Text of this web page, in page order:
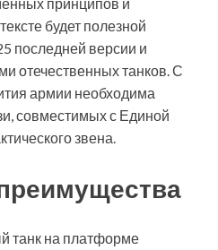
принципов и
будет полезной
последней версии и
отечественных танков. С
армии необходима
совместимых с Единой
звена.
танк на платформе